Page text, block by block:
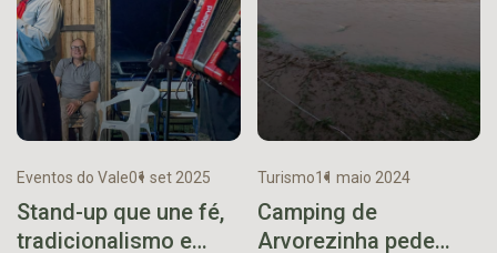
Eventos do Vale01 set 2025
Stand-up que une fé,
tradicionalismo e
Turismo11 maio 2024
Camping de
Arvorezinha pede